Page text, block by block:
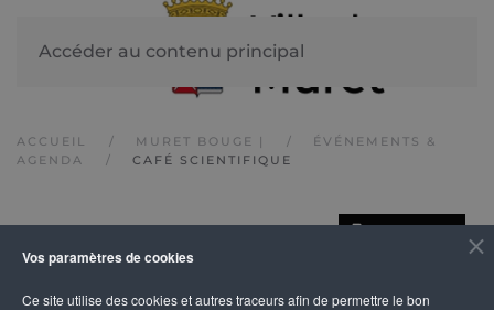
Vos paramètres de cookies
Ce site utilise des cookies et autres traceurs afin de permettre le bon
Accéder au contenu principal
ACCUEIL MURET BOUGE |
ÉVÉNEMENTS &
AGENDA
CAFÉ SCIENTIFIQUE
Café scientifique